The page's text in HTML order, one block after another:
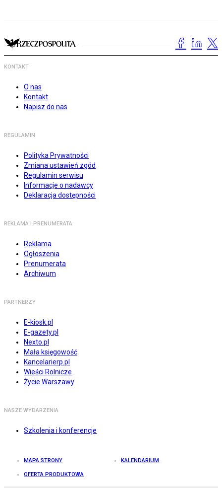
KONTAKT
O nas
Kontakt
Napisz do nas
REGULAMIN
Polityka Prywatności
Zmiana ustawień zgód
Regulamin serwisu
Informacje o nadawcy
Deklaracja dostępności
REKLAMA I PRENUMERATA
Reklama
Ogłoszenia
Prenumerata
Archiwum
PARTNERZY
E-kiosk.pl
E-gazety.pl
Nexto.pl
Mała księgowość
Kancelarierp.pl
Wieści Rolnicze
Życie Warszawy
NASZE WYDARZENIA
Szkolenia i konferencje
MAPA STRONY KALENDARIUM
OFERTA PRODUKTOWA